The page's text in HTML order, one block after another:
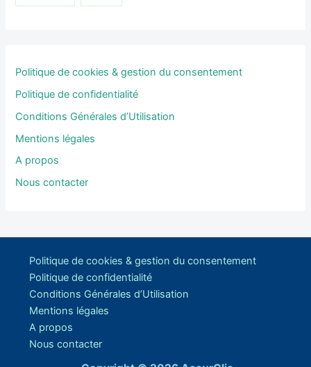
Politique de cookies & gestion du consentement
Politique de confidentialité
Conditions Générales d’Utilisation
Mentions légales
A propos
Nous contacter
Politique de cookies & gestion du consentement
Politique de confidentialité
Conditions Générales d’Utilisation
Mentions légales
A propos
Nous contacter